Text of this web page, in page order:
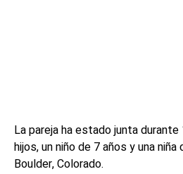
La pareja ha estado junta
hijos, un niño de 7 años y una
Boulder, Colorado.